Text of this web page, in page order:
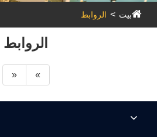
بيت الروابط
الروابط
« »